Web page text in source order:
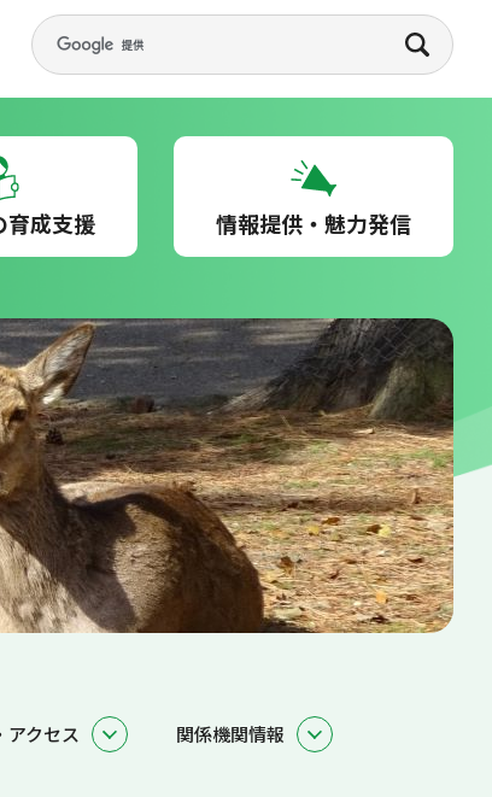
育成支援 情報提供・魅力発信
アクセス 関係機関情報